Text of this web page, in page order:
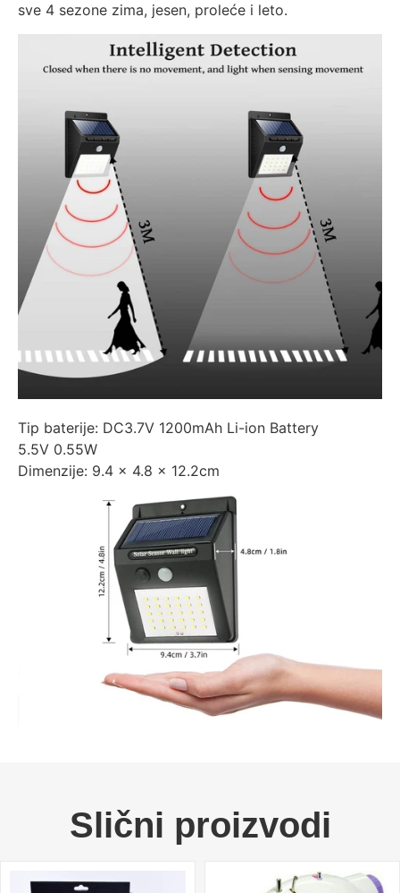
sve 4 sezone zima, jesen, proleće i leto.
Tip baterije: DC3.7V 1200mAh Li-ion Battery
5.5V 0.55W
Dimenzije: 9.4 x 4.8 x 12.2cm
Slični proizvodi